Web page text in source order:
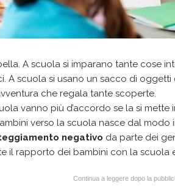
A scuola si imparano tante cose
A scuola si usano un sacco di
che regala tante scoperte.
vanno più d’accordo se la si mette
verso la scuola nasce dal
negativo da parte dei
il rapporto dei bambini con la scuola
Continua a leggere dopo la